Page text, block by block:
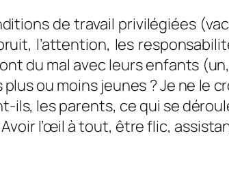
de travail privilégiées
l’attention, les
du mal avec leurs enfants
ou moins jeunes ? Je ne le
les parents, ce qui se
l’œil à tout, être flic,